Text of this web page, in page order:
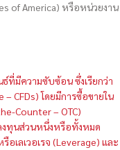
of America) หรือหน่วยงาน
ที่มีความซับซ้อน ซึ่งเรียกว่า
CFDs) โดยมีการซื้อขายใน
Counter – OTC)
งทุนส่วนหนึ่งหรือทั้งหมด
อเลเวอเรจ (Leverage) และ